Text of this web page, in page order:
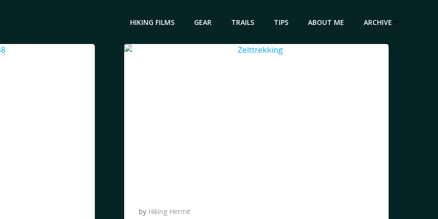
HIKING FILMS GEAR TRAILS TIPS ABOUT ME ARCHIVE
by Hiking Hermit